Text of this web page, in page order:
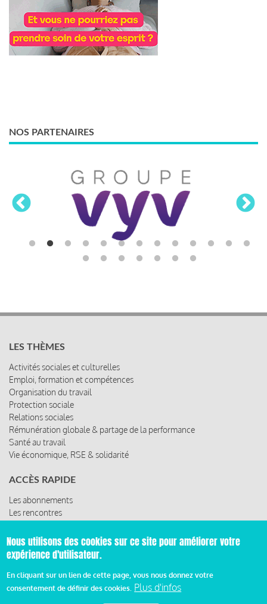
NOS PARTENAIRES
LES THÈMES
Activités sociales et culturelles
Emploi, formation et compétences
Organisation du travail
Protection sociale
Relations sociales
Rémunération globale & partage de la performance
Santé au travail
Vie économique, RSE & solidarité
ACCÈS RAPIDE
Les abonnements
Les rencontres
© 2019 Miroir Social - Réalisé parCafffeine
Nous utilisons des cookies sur ce site pour améliorer votre
expérience d'utilisateur.
En cliquant sur un lien de cette page, vous nous donnez votre
consentement de définir des cookies. Plus d'infos